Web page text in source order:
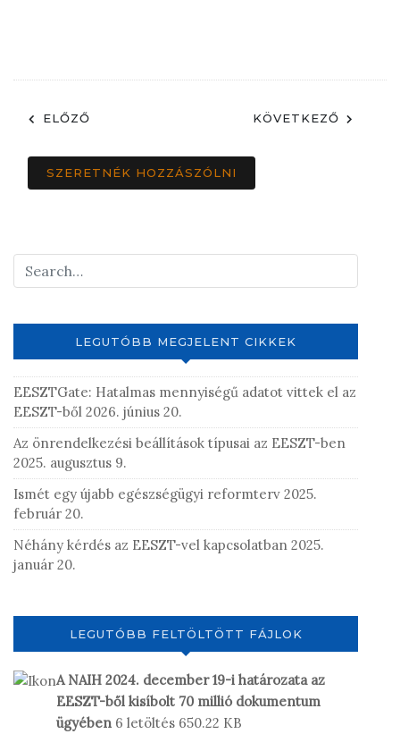
ELŐZŐ KÖVETKEZŐ
SZERETNÉK HOZZÁSZÓLNI
LEGUTÓBB MEGJELENT CIKKEK
EESZTGate: Hatalmas mennyiségű adatot vittek el az
EESZT-ből 2026. június 20.
Az önrendelkezési beállítások típusai az EESZT-ben
2025. augusztus 9.
Ismét egy újabb egészségügyi reformterv 2025.
február 20.
Néhány kérdés az EESZT-vel kapcsolatban 2025.
január 20.
LEGUTÓBB FELTÖLTÖTT FÁJLOK
A NAIH 2024. december 19-i határozata az
EESZT-ből kisíbolt 70 millió dokumentum
ügyében 6 letöltés 650.22 KB